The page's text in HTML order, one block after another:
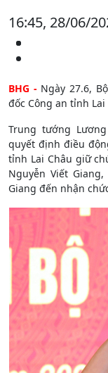
16:45, 28/06/
BHG -Ngày 27.6,
đốc Công an tỉnh Lai
Trung tướng
quyết định điều
tỉnh Lai Châu giữ
Nguyễn Viết
Giang đến nhận